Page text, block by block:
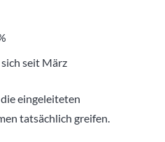
seit März
eingeleiteten
tatsächlich greifen.